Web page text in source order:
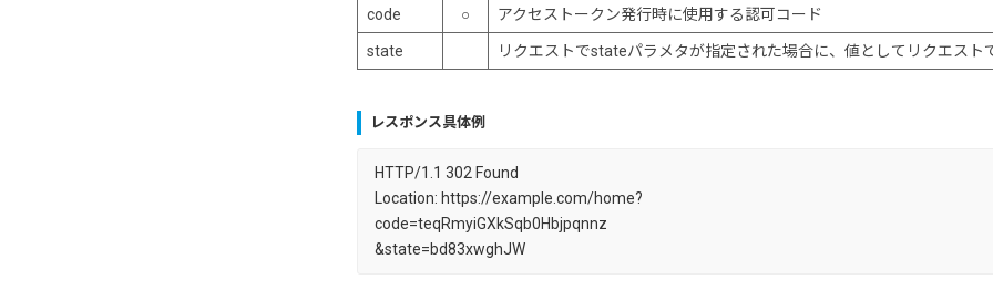
code ○ アクセストークン発行時に使用する認可コード
state リクエストでstateパラメタが指定された場合に、値としてリクエス
レスポンス具体例
HTTP/1.1 302 Found
Location: https://example.com/home?
code=teqRmyiGXkSqb0Hbjpqnnz
&state=bd83xwghJW